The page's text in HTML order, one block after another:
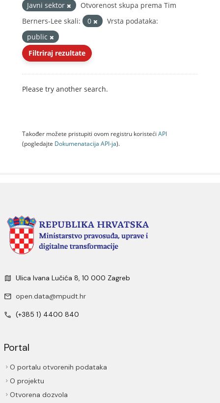
Javni sektor
Otvorenost skupa prema Tim
Berners-Lee skali:
0
Vrsta podataka:
public
Filtriraj rezultate
Please try another search.
Također možete pristupiti ovom registru koristeći API
(pogledajte Dokumenаtаcijа API-jа).